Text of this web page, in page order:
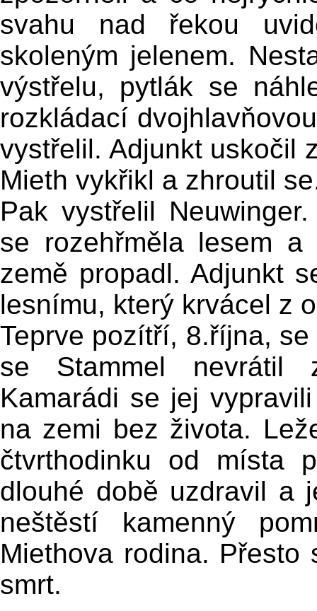
svahu nad řekou
skoleným jelenem.
výstřelu, pytlák se
rozkládací
vystřelil. Adjunkt uskočil
Mieth vykřikl a zhroutil
Pak vystřelil
se rozehřměla lesem
země propadl. Adjunkt
lesnímu, který krvácel z
Teprve pozítří, 8.října,
se Stammel nevrátil
Kamarádi se jej
na zemi bez života.
čtvrthodinku od místa
dlouhé době uzdravil a
neštěstí kamenný
Miethova rodina.
smrt.